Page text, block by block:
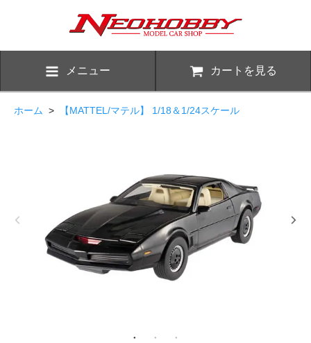
メニュー カートを見る
ホーム > 【MATTEL/マテル】 1/18＆1/24スケール